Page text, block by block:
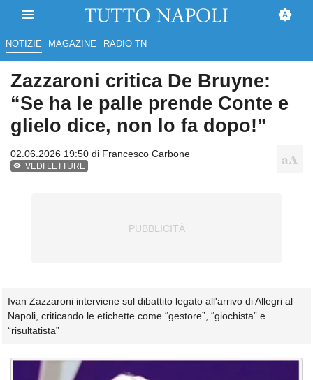
NOTIZIE MAGAZINE RADIO TN
Zazzaroni critica De Bruyne:
“Se ha le palle prende Conte e
glielo dice, non lo fa dopo!”
02.06.2026 19:50 di Francesco Carbone
VEDI LETTURE
Ivan Zazzaroni interviene sul dibattito legato all'arrivo di Allegri al
Napoli, criticando le etichette come “gestore”, “giochista” e
“risultatista”